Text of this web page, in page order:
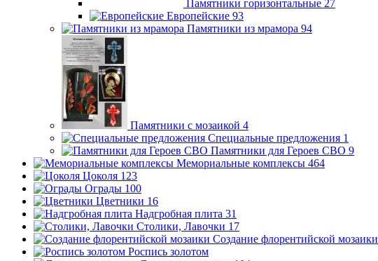
Памятники горизонтальные 27
Европейские 93
Памятники из мрамора 94
Памятники с мозаикой 4
Специальные предложения 1
Памятники для Героев СВО 9
Мемориальные комплексы 464
Цоколя 123
Ограды 100
Цветники 16
Надгробная плита 31
Столики, Лавочки 17
Создание флорентийской мозаики
Роспись золотом